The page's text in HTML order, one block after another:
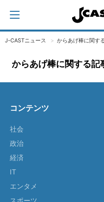
J-CASTニュース からあげ棒に関す
からあげ棒に関する記
コンテンツ
社会
政治
経済
IT
エンタメ
スポーツ